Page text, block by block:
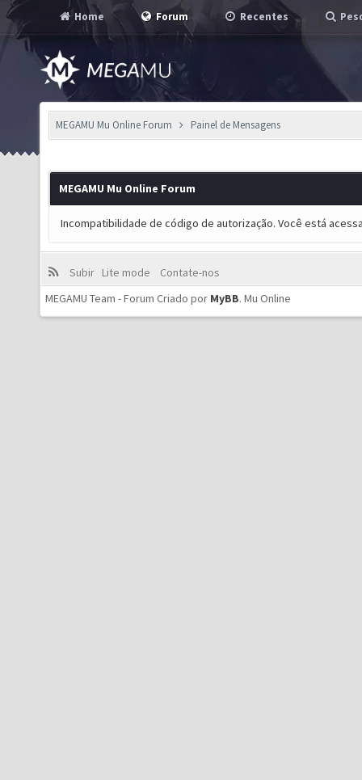
Home Forum Recentes
MEGAMU Mu Online Forum Painel de Mensagens
MEGAMU Mu Online Forum
Incompatibilidade de código de autorização. Você está
Subir Lite mode
Contate-nos
MEGAMU Team - Forum Criado por MyBB. Mu Online